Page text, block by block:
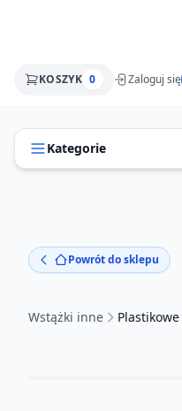
KOSZYK 0 Zaloguj się
Kategorie
Powrót do sklepu
Wstążki inne Plastikowe